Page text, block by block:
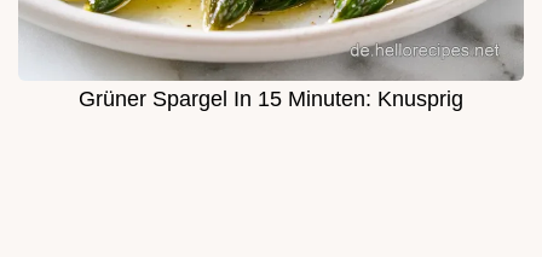
Grüner Spargel In 15 Minuten: Knusprig